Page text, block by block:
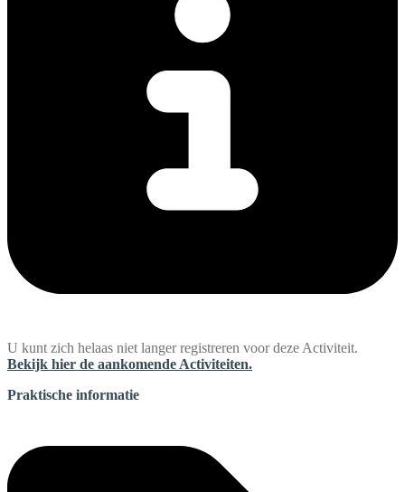
U kunt zich helaas niet langer registreren voor deze Activiteit.
Bekijk hier de aankomende Activiteiten.
Praktische informatie